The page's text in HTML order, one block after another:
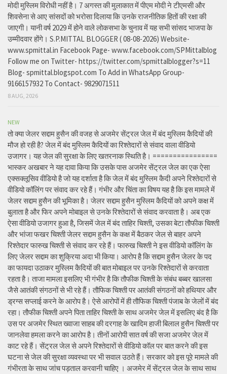
मोदी मुस्लिम विरोधी नहीं है। 7 अगस्त की मुलाकात में पीएम मोदी ने टीएमसी और
शिवसेना से आए सांसदों को भरोसा दिलाया कि उनके राजनीतिक हितों की रक्षा की
जाएगी। यानी वर्ष 2029 में होने वाले लोकसभा के चुनाव में यह सभी सांसद भाजपा के
उम्मीदवार होंगे। S.P.MITTAL BLOGGER ( 08-08-2026) Website-
www.spmittal.in Facebook Page- www.facebook.com/SPMittalblog
Follow me on Twitter- https://twitter.com/spmittalblogger?s=11
Blog- spmittal.blogspot.com To Add in WhatsApp Group-
9166157932 To Contact- 9829071511
8 AUG, 2026
NEW
तो क्या जेलर सद्दाम हुसैन की वजह से अजमेर सेंट्रल जेल में बंद मुस्लिम कैदियों की
मौज हो रही है? जेल में बंद मुस्लिम कैदियों का रिश्तेदारों से संवाद वाला वीडियो
उजागर। यह जेल की सुरक्षा के लिए खतरनाक स्थिति है। ================
भास्कर अखबार ने यह दावा किया कि उसके पास अजमेर सेंट्रल जेल का एक ऐसा
एक्सक्लूसिव वीडियो है जो यह दर्शाता है कि जेल में बंद मुस्लिम कैदी अपने रिश्तेदारों से
वीडियो कॉलिंग पर संवाद कर रहे हैं। गंभीर और चिंता का विषय यह है कि इस मामले में
जेलर सद्दाम हुसैन की भूमिका है। जेलर सद्दाम हुसैन मुस्लिम कैदियों को अपने कक्ष में
बुलाता है और फिर अपने मोबाइल से उनके रिश्तेदारों से संवाद करवाता है। अब एक
ऐसा वीडियो उजागर हुआ है, जिसमें जेल में बंद ताहिर चिश्ती, उसका बेटा तौफीक चिश्ती
और भांजा फखर चिश्ती जेलर सद्दाम हुसैन के कक्ष में बैठकर जेल से बाहर अपने
रिश्तेदार फारुख चिश्ती से संवाद कर रहे हैं। फारुख चिश्ती ने इस वीडियो कॉलिंग के
लिए जेलर सद्दाम का शुक्रिया अदा भी किया। आरोप है कि सद्दाम हुसैन जेलर के पद
का फायदा उठाकर मुस्लिम कैदियों की बात मोबाइल पर उनके रिश्तेदारों से करवाता
रहता है। ताजा मामला इसलिए भी गंभीर है कि तौफीक चिश्ती के संबंध बब्बर खालसा
जैसे आतंकी संगठनों से भी रहे हैं। तौफिक चिश्ती पर आतंकी संगठनों को हथियार और
ड्रग्स सप्लाई करने के आरोप है। ऐसे आरोपों में ही तौफिक चिश्ती पंजाब के जेलों में बंद
रहा। तौफीक चिश्ती अपने पिता ताहिर चिश्ती के साथ अजमेर जेल में इसलिए बंद है कि
उस पर अजमेर स्थित ख्वाजा साहब की दरगाह के खादिम हाजी बिलाल हुसैन चिश्ती पर
जानलेवा हमला करने का आरोप है। तीनों आरोपी सात वर्ष की सजा अजमेर जेल में
काट रहे हैं। सेंट्रल जेल से अपने रिश्तेदारों से वीडियो कॉल पर बात करने की इस
घटना से जेल की सुरक्षा व्यवस्था पर भी सवाल उठते हैं। सरकार को इस पूरे मामले की
गंभीरता के साथ जांच पड़ताल करवानी चाहिए । अजमेर में सेंट्रल जेल के साथ साथ